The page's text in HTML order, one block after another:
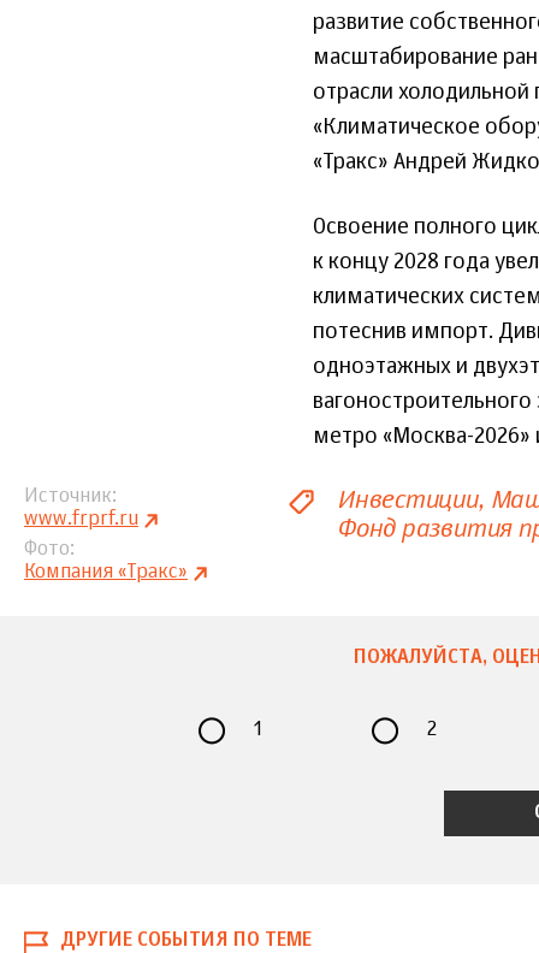
развитие
масштабирование
отрасли
«Климатическое
«Тракс» Андрей
Освоение полного
к концу 2028 года
климатических
потеснив импорт.
одноэтажных и
метро «Москва-2026»
Источник
www.frprf.ru
Фото
Компания «Тракс»
Инвестиции
Фонд развития
ПОЖАЛУЙСТА,
1 2
ДРУГИЕ СОБЫТИЯ ПО ТЕМЕ